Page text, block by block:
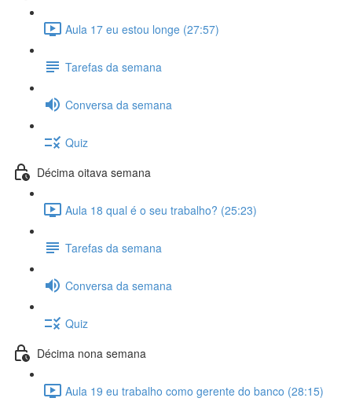
Aula 17 eu estou longe (27:57)
Tarefas da semana
Conversa da semana
Quiz
Décima oitava semana
Aula 18 qual é o seu trabalho? (25:23)
Tarefas da semana
Conversa da semana
Quiz
Décima nona semana
Aula 19 eu trabalho como gerente do banco (28:15)